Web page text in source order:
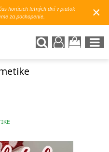
horúcich letných dní v piatok
za pochopenie.
×